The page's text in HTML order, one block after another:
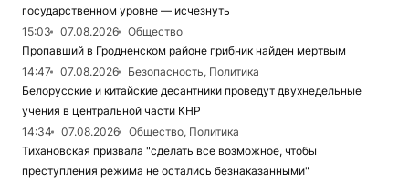
государственном уровне — исчезнуть
15:03
07.08.2026
Общество
Пропавший в Гродненском районе грибник найден мертвым
14:47
07.08.2026
Безопасность, Политика
Белорусские и китайские десантники проведут двухнедельные
учения в центральной части КНР
14:34
07.08.2026
Общество, Политика
Тихановская призвала "сделать все возможное, чтобы
преступления режима не остались безнаказанными"